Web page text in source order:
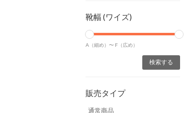
靴幅 (ワイズ)
A（細め）〜 F（広め）
販売タイプ
通常商品